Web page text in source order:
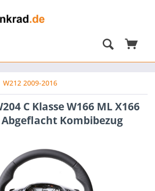
W212 2009-2016
C Klasse W166 ML X166
Abgeflacht Kombibezug